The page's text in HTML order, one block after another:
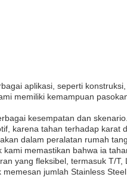
aplikasi, seperti
memiliki kemampuan
kesempatan dan
karena tahan terhadap karat
dalam peralatan rumah
memastikan bahwa ia
yang fleksibel, termasuk T/
jumlah Stainless